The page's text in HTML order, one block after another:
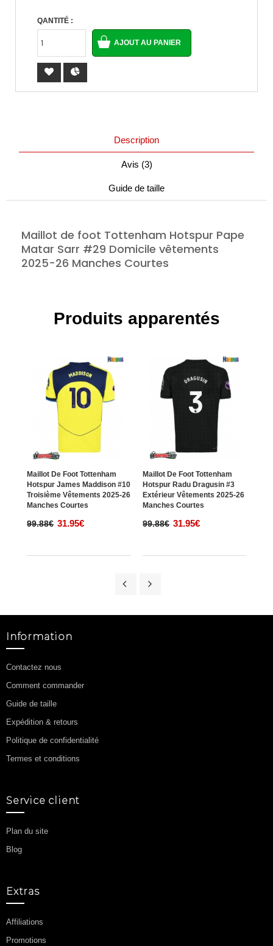
QANTITÉ :
Description
Avis (3)
Guide de taille
Maillot de foot Tottenham Hotspur Pape
Matar Sarr #29 Domicile vêtements
2025-26 Manches Courtes
Produits apparentés
Maillot De Foot Tottenham
Hotspur James Maddison #10
Troisième Vêtements 2025-26
Manches Courtes
99.88€ 31.95€
Maillot De Foot Tottenham
Hotspur Radu Dragusin #3
Extérieur Vêtements 2025-26
Manches Courtes
99.88€ 31.95€
Information
Contactez nous
Comment commander
Guide de taille
Expédition & retours
Politique de confidentialité
Termes et conditions
Service client
Plan du site
Blog
Extras
Affiliations
Promotions